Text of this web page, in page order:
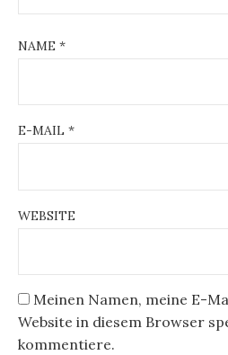
NAME *
E-MAIL *
WEBSITE
Meinen Namen, meine E-
Website in diesem Browser
kommentiere.